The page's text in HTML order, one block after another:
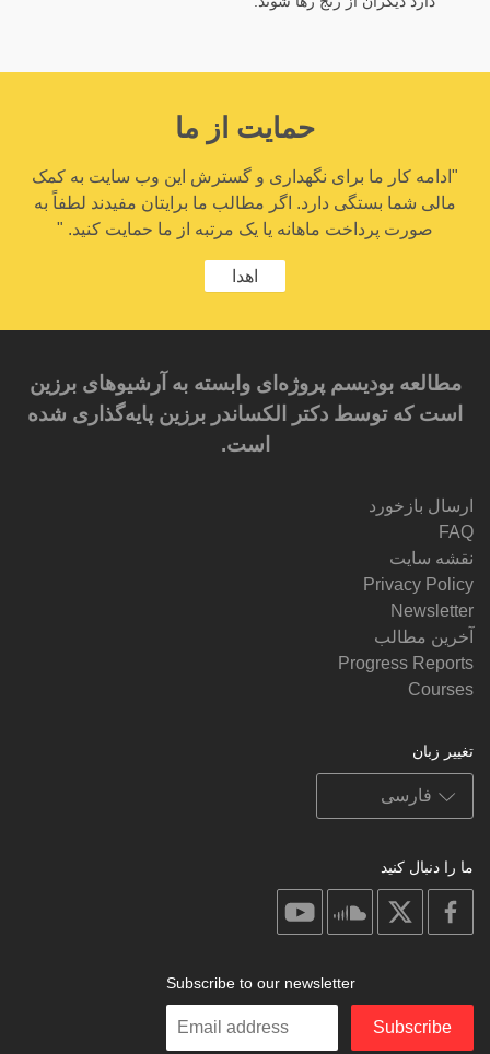
حمایت از ما
"ادامه کار ما برای نگهداری و گسترش این وب سایت به کمک
مالی شما بستگی دارد. اگر مطالب ما برایتان مفیدند لطفاً به
صورت پرداخت ماهانه یا یک مرتبه از ما حمایت کنید. "
اهدا
مطالعه بودیسم پروژه‌ای وابسته به آرشیوهای برزین
است که توسط دکتر الکساندر برزین پایه‌گذاری شده
است.
ارسال بازخورد
FAQ
نقشه سایت
Privacy Policy
Newsletter
آخرین مطالب
Progress Reports
Courses
تغییر زبان
ما را دنبال کنید
facebook
soundcloud
Subscribe to our newsletter
Enter
Subscribe